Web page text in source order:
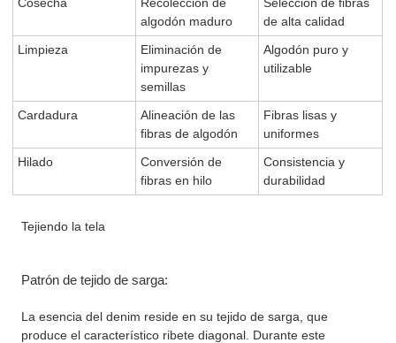
algodón maduro
de alta calidad
Limpieza
Eliminación de
impurezas y
semillas
Algodón puro y
utilizable
Cardadura
Alineación de las
fibras de algodón
Fibras lisas y
uniformes
Hilado
Conversión de
fibras en hilo
Consistencia y
durabilidad
Tejiendo la tela
Patrón de tejido de sarga:
La esencia del denim reside en su tejido de sarga, que
produce el característico ribete diagonal. Durante este